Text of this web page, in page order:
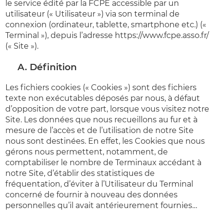
le service édité par la FCPE accessible par un
utilisateur (« Utilisateur ») via son terminal de
connexion (ordinateur, tablette, smartphone etc.) («
Terminal »), depuis l’adresse https://www.fcpe.asso.fr/
(« Site »).
A. Définition
Les fichiers cookies (« Cookies ») sont des fichiers
texte non exécutables déposés par nous, à défaut
d’opposition de votre part, lorsque vous visitez notre
Site. Les données que nous recueillons au fur et à
mesure de l’accès et de l’utilisation de notre Site
nous sont destinées. En effet, les Cookies que nous
gérons nous permettent, notamment, de
comptabiliser le nombre de Terminaux accédant à
notre Site, d’établir des statistiques de
fréquentation, d’éviter à l’Utilisateur du Terminal
concerné de fournir à nouveau des données
personnelles qu’il avait antérieurement fournies…